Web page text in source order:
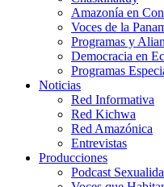
Amazonía en
Voces de la
Programas y
Democracia en
Programas
Noticias
Red Informativa
Red Kichwa
Red Amazónica
Entrevistas
Producciones
Podcast